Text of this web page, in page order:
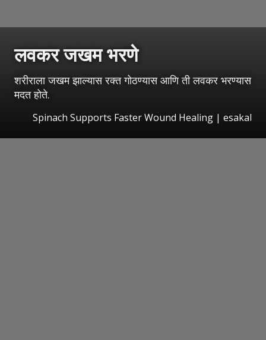
लवकरजखमभरणे
शरीराला जखम झाल्यास रक्त गोठण्यास आणि ती लवकर भरण्यास
मदत होते.
Spinach Supports Faster Wound Healing | esakal